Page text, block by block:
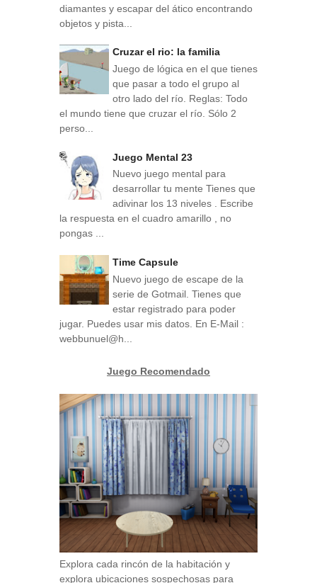
diamantes y escapar del ático encontrando
objetos y pista...
Cruzar el rio: la familia
Juego de lógica en el que tienes
que pasar a todo el grupo al
otro lado del río. Reglas: Todo
el mundo tiene que cruzar el río. Sólo 2
perso...
Juego Mental 23
Nuevo juego mental para
desarrollar tu mente Tienes que
adivinar los 13 niveles . Escribe
la respuesta en el cuadro amarillo , no
pongas ...
Time Capsule
Nuevo juego de escape de la
serie de Gotmail. Tienes que
estar registrado para poder
jugar. Puedes usar mis datos. En E-Mail :
webbunuel@h...
Juego Recomendado
Explora cada rincón de la habitación y
explora ubicaciones sospechosas para